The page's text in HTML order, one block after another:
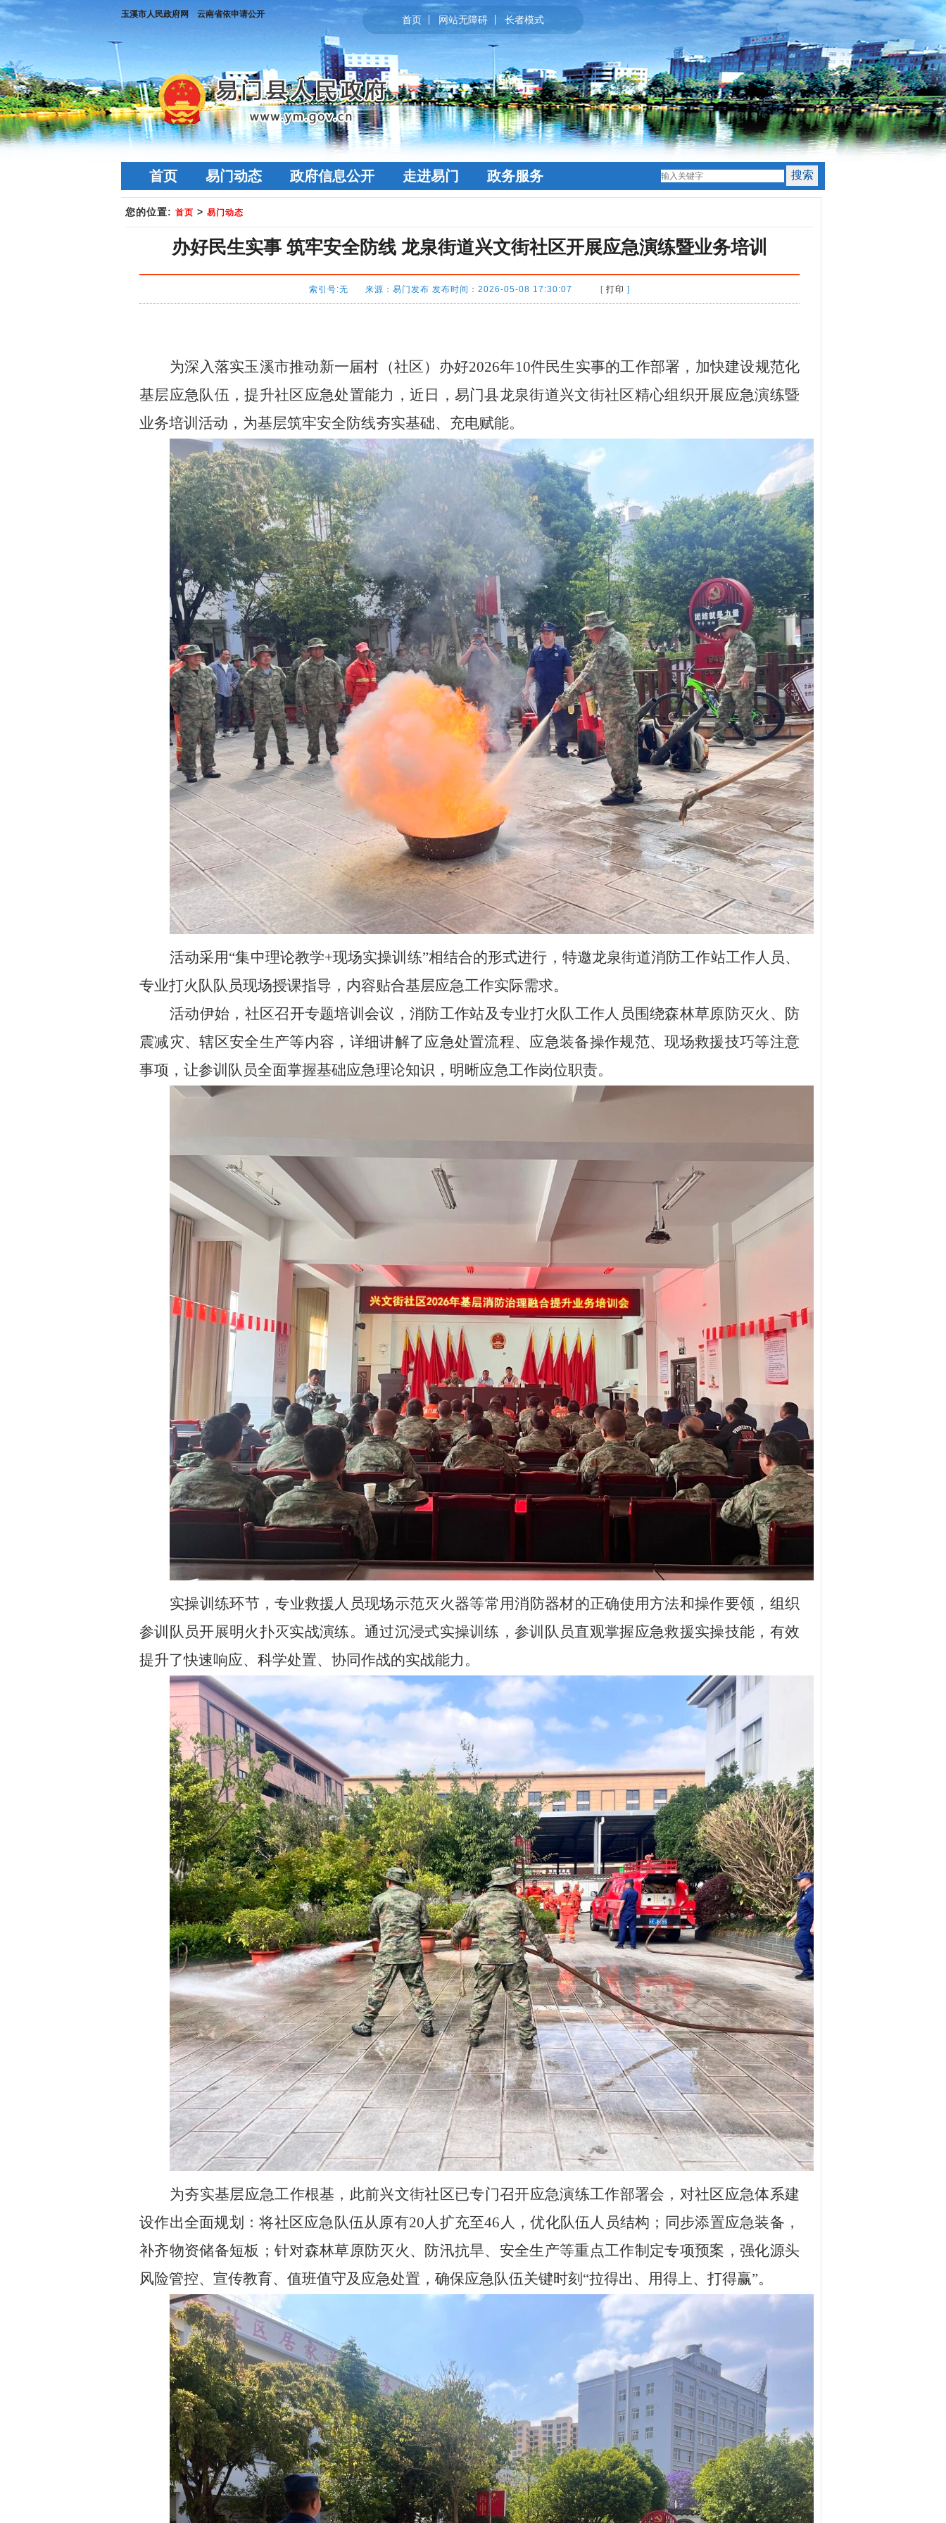
首页 网站无障碍 长者模式
玉溪市人民政府网 云南省依申请公开
首页 易门动态 政府信息公开 走进易门 政务服务
您的位置: 首页 > 易门动态
办好民生实事 筑牢安全防线 龙泉街道兴文街社区开展应急演练暨业务培训
索引号:无 来源：易门发布 发布时间：2026-05-08 17:30:07 [ 打印 ]
为深入落实玉溪市推动新一届村（社区）办好2026年10件民生实事的工作部署，加快建设规范化
基层应急队伍，提升社区应急处置能力，近日，易门县龙泉街道兴文街社区精心组织开展应急演练暨
业务培训活动，为基层筑牢安全防线夯实基础、充电赋能。
活动采用“集中理论教学+现场实操训练”相结合的形式进行，特邀龙泉街道消防工作站工作人员、
专业打火队队员现场授课指导，内容贴合基层应急工作实际需求。
活动伊始，社区召开专题培训会议，消防工作站及专业打火队工作人员围绕森林草原防灭火、防
震减灾、辖区安全生产等内容，详细讲解了应急处置流程、应急装备操作规范、现场救援技巧等注意
事项，让参训队员全面掌握基础应急理论知识，明晰应急工作岗位职责。
实操训练环节，专业救援人员现场示范灭火器等常用消防器材的正确使用方法和操作要领，组织
参训队员开展明火扑灭实战演练。通过沉浸式实操训练，参训队员直观掌握应急救援实操技能，有效
提升了快速响应、科学处置、协同作战的实战能力。
为夯实基层应急工作根基，此前兴文街社区已专门召开应急演练工作部署会，对社区应急体系建
设作出全面规划：将社区应急队伍从原有20人扩充至46人，优化队伍人员结构；同步添置应急装备，
补齐物资储备短板；针对森林草原防灭火、防汛抗旱、安全生产等重点工作制定专项预案，强化源头
风险管控、宣传教育、值班值守及应急处置，确保应急队伍关键时刻“拉得出、用得上、打得赢”。